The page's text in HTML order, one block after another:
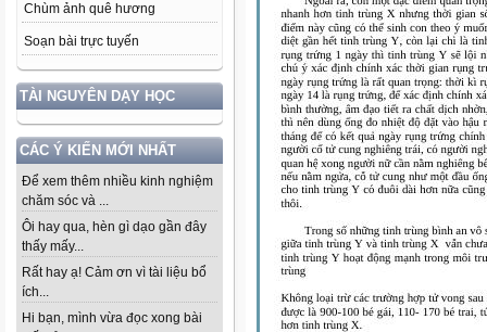
Chùm ảnh quê hương
Soạn bài trực tuyến
TÀI NGUYÊN DẠY HỌC
CÁC Ý KIẾN MỚI NHẤT
Để xem thêm nhiều kinh nghiệm
chăm sóc và ...
Ôi hay qua, hèn gì dạo gần đây
thấy mấy...
Rất hay ạ! Cảm ơn vì tài liệu bổ
ích...
Hi bạn, mình vừa đọc xong bài